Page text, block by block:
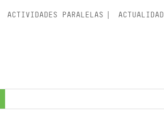
ACTIVIDADES PARALELAS ACTUALIDAD